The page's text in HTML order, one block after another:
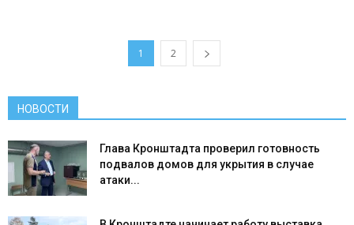
1 2
НОВОСТИ
Глава Кронштадта проверил готовность
подвалов домов для укрытия в случае
атаки...